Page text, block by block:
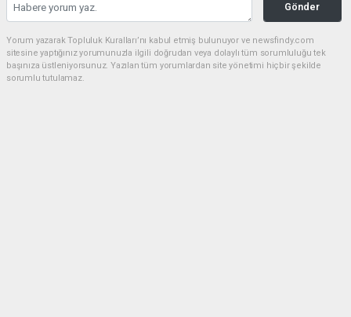
Gönder
Yorum yazarak Topluluk Kuralları’nı kabul etmiş bulunuyor ve newsfindy.com
sitesine yaptığınız yorumunuzla ilgili doğrudan veya dolaylı tüm sorumluluğu tek
başınıza üstleniyorsunuz. Yazılan tüm yorumlardan site yönetimi hiçbir şekilde
sorumlu tutulamaz.